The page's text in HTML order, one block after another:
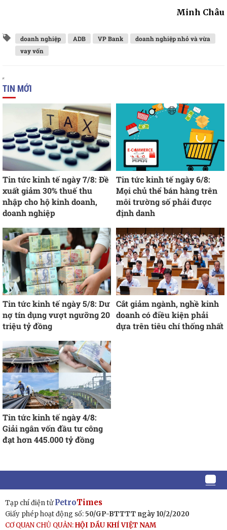
Minh Châu
doanh nghiệp ADB VP Bank
doanh nghiệp nhỏ và vừa
vay vốn
TIN MỚI
Tin tức kinh tế ngày 7/8: Đề
xuất giảm 30% thuế thu
nhập cho hộ kinh doanh,
doanh nghiệp
Tin tức kinh tế ngày 6/8:
Mọi chủ thể bán hàng trên
môi trường số phải được
định danh
Tin tức kinh tế ngày 5/8: Dư
nợ tín dụng vượt ngưỡng 20
triệu tỷ đồng
Cắt giảm ngành, nghề kinh
doanh có điều kiện phải
dựa trên tiêu chí thống nhất
Tin tức kinh tế ngày 4/8:
Giải ngân vốn đầu tư công
đạt hơn 445.000 tỷ đồng
Tạp chí điện tửPetroTimes
Giấy phép hoạt động số: 50/GP-BTTTT ngày 10/2/2020
CƠ QUAN CHỦ QUẢN:HỘI DẦU KHÍ VIỆT NAM